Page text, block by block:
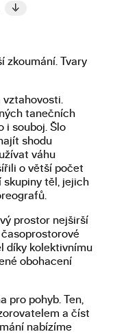
↓
zkoumání. Tvary
tanečních
i souboj. Šlo
shodu
váhu
o větší počet
skupiny těl, jejich
prostor nejširší
díky kolektivnímu
obohacení
pro pohyb. Ten,
a číst
nabízíme